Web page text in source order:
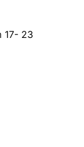
17- 23